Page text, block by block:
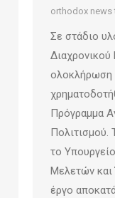
orthodox news
​Σε στάδιο
ολοκλήρωση
Πρόγραμμα
Πολιτισμού.
το
Μελετών
έργο